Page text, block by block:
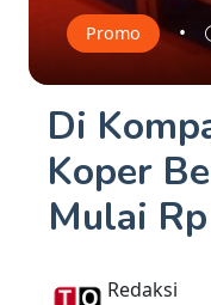
Promo •
Di
Koper
Mulai
Redaksi